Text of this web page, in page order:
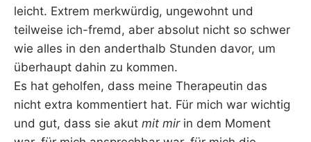
leicht. Extrem merkwürdig, ungewohnt und
teilweise ich-fremd, aber absolut nicht so schwer
wie alles in den anderthalb Stunden davor, um
überhaupt dahin zu kommen.
Es hat geholfen, dass meine Therapeutin das
nicht extra kommentiert hat. Für mich war wichtig
und gut, dass sie akut mit mirin dem Moment